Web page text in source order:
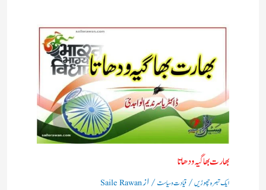
بھارت بھاگیہ ودھاتا
ایک تبصرہ چھوڑیں/ قیادت وسیاست/ ازSaile Rawan